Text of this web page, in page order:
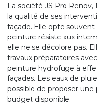
La société JS Pro
la qualité de ses
façade. Elle opte
peinture résiste aux
elle ne se décolore pas.
travaux préparatoires
peinture hydrofuge à
façades. Les eaux de
possible de proposer une
budget disponible.